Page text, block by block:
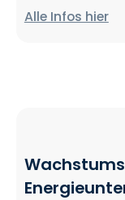
Alle Infos hier